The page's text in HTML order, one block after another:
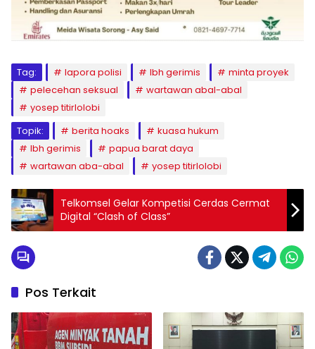
Tag: lapora polisi lbh gerimis
minta proyek
pelecehan seksual
wartawan abal-abal
yosep titirlolobi
Topik:
berita hoaks
kuasa hukum
lbh gerimis
papua barat daya
wartawan aba-abal
yosep titirlolobi
Telkomsel Gelar Kompetisi Cerdas Cermat
Digital “Clash of Class”
Pos Terkait